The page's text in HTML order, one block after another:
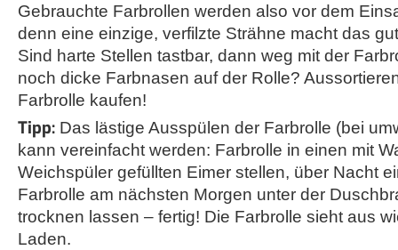
Gebrauchte Farbrollen werden also vor dem
denn eine einzige, verfilzte Strähne macht das
Sind harte Stellen tastbar, dann weg mit der
noch dicke Farbnasen auf der Rolle?
Farbrolle kaufen!
Tipp: Das lästige Ausspülen der Farbrolle (bei
kann vereinfacht werden: Farbrolle in einen mit
Weichspüler gefüllten Eimer stellen, über Nacht
Farbrolle am nächsten Morgen unter der
trocknen lassen – fertig! Die Farbrolle sieht aus
Laden.